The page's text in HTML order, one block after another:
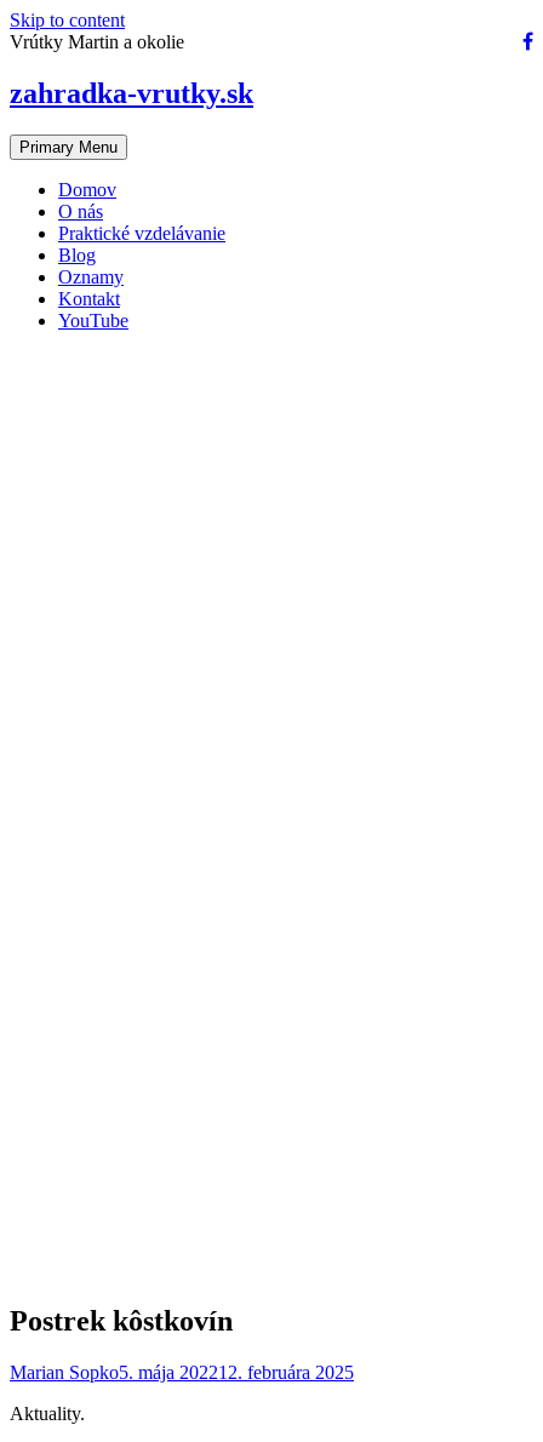
Skip to content
Vrútky Martin a okolie
zahradka-vrutky.sk
Primary Menu
Domov
O nás
Praktické vzdelávanie
Blog
Oznamy
Kontakt
YouTube
Postrek kôstkovín
Marian Sopko5. mája 202212. februára 2025
Aktuality.